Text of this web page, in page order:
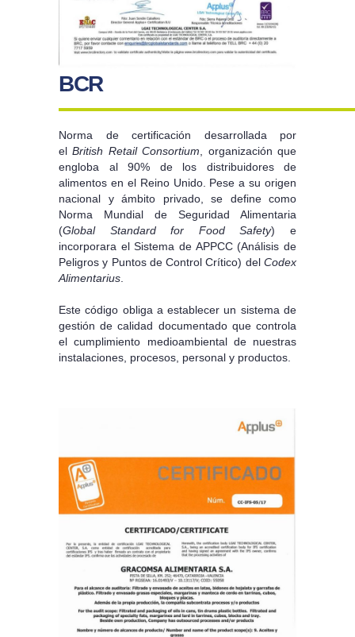
BCR
Norma de certificación desarrollada por
elBritish Retail Consortium , organización que
engloba al 90% de los distribuidores de
alimentos en el Reino Unido. Pese a su origen
nacional y ámbito privado, se define como
Norma Mundial de Seguridad Alimentaria
(Global Standard for Food Safety) e
incorporara el Sistema de APPCC (Análisis de
Peligros y Puntos de Control Crítico) del Codex
Alimentarius
Este código obliga a establecer un sistema de
gestión de calidad documentado que controla
el cumplimiento medioambiental de nuestras
instalaciones, procesos, personal y productos.